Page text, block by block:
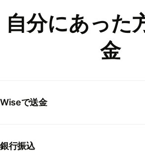
自分にあった
金
Wiseで送金
銀行振込